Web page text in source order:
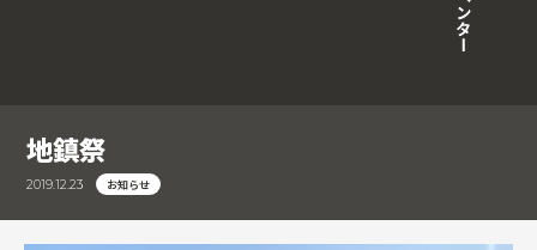
地鎮祭
2019.12.23 お知らせ